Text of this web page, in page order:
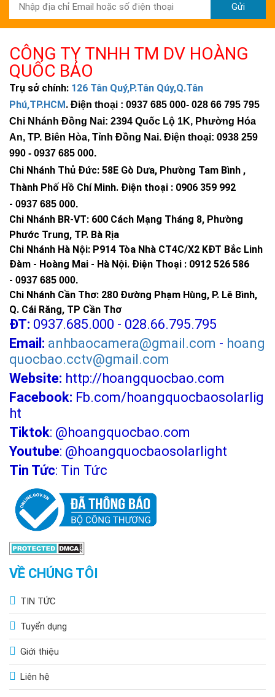
Gửi
CÔNG TY TNHH TM DV HOÀNG
QUỐC BẢO
Trụ sở chính: 126 Tân Quý,P.Tân Qúy,Q.Tân
Phú,TP.HCM. Điện thoại : 0937 685 000- 028 66 795 795
Chi Nhánh Đồng Nai: 2394 Quốc Lộ 1K, Phường Hóa
An, TP. Biên Hòa, Tỉnh Đồng Nai. Điện thoại: 0938 259
990 - 0937 685 000.
Chi Nhánh Thủ Đức: 58E Gò Dưa, Phường Tam Bình ,
Thành Phố Hồ Chí Minh. Điện thoại : 0906 359 992
- 0937 685 000.
Chi Nhánh BR-VT: 600 Cách Mạng Tháng 8, Phường
Phước Trung, TP. Bà Rịa
Chi Nhánh Hà Nội: P914 Tòa Nhà CT4C/X2 KĐT Bắc Linh
Đàm - Hoàng Mai - Hà Nội. Điện Thoại : 0912 526 586
- 0937 685 000.
Chi Nhánh Cần Thơ: 280 Đường Phạm Hùng, P. Lê Bình,
Q. Cái Răng, TP Cần Thơ
ĐT: 0937.685.000 - 028.66.795.795
Email: anhbaocamera@gmail.com - hoang
quocbao.cctv@gmail.com
Website: http://hoangquocbao.com
Facebook: Fb.com/hoangquocbaosolarlig
ht
Tiktok: @hoangquocbao.com
Youtube: @hoangquocbaosolarlight
Tin Tức: Tin Tức
VỀ CHÚNG TÔI
TIN TỨC
Tuyển dụng
Giới thiệu
Liên hệ